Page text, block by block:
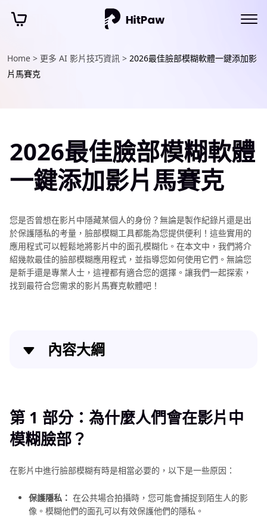
Home > 更多 AI 影片技巧資訊 > 2026最佳臉部模糊軟體一鍵添加影
片馬賽克
2026最佳臉部模糊軟體
一鍵添加影片馬賽克
您是否曾想在影片中隱藏某個人的身份？無論是製作紀錄片還是出
於保護隱私的考量，臉部模糊工具都能為您提供便利！這些實用的
應用程式可以輕鬆地將影片中的面孔模糊化。在本文中，我們將介
紹幾款最佳的臉部模糊應用程式，並指導您如何使用它們。無論您
是新手還是專業人士，這裡都有適合您的選擇。讓我們一起探索，
找到最符合您需求的影片馬賽克軟體吧！
內容大綱
第 2 部分：5 個用於模糊影片中臉部的應用程式
第 3 部分：適用於 PC 和 Mac 的最佳臉部模糊軟體
總結
第 1 部分：為什麼人們會在影片中
模糊臉部？
在影片中進行臉部模糊有時是相當必要的，以下是一些原因：
保護隱私： 在公共場合拍攝時，您可能會捕捉到陌生人的影
像。模糊他們的面孔可以有效保護他們的隱私。